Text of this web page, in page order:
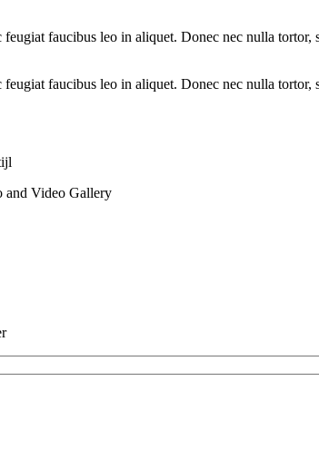
faucibus leo in aliquet. Donec nec nulla
faucibus leo in aliquet. Donec nec nulla
and Video Gallery